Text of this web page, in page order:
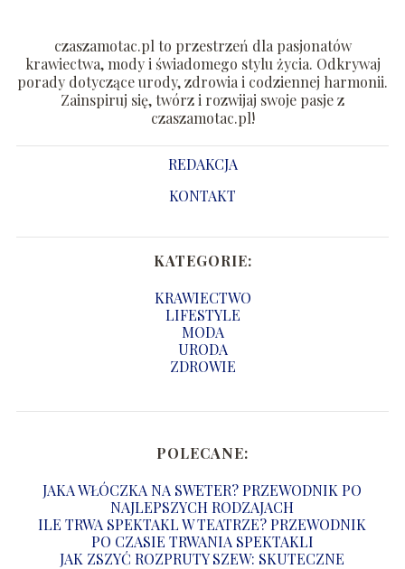
czaszamotac.pl to przestrzeń dla pasjonatów
krawiectwa, mody i świadomego stylu życia. Odkrywaj
porady dotyczące urody, zdrowia i codziennej harmonii.
Zainspiruj się, twórz i rozwijaj swoje pasje z
czaszamotac.pl!
REDAKCJA
KONTAKT
KATEGORIE:
KRAWIECTWO
LIFESTYLE
MODA
URODA
ZDROWIE
POLECANE:
JAKA WŁÓCZKA NA SWETER? PRZEWODNIK PO
NAJLEPSZYCH RODZAJACH
ILE TRWA SPEKTAKL W TEATRZE? PRZEWODNIK
PO CZASIE TRWANIA SPEKTAKLI
JAK ZSZYĆ ROZPRUTY SZEW: SKUTECZNE